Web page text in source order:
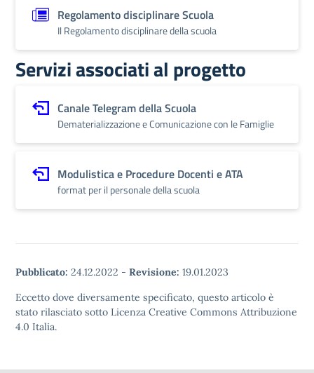
Regolamento disciplinare Scuola
Il Regolamento disciplinare della scuola
Servizi associati al progetto
Canale Telegram della Scuola
Dematerializzazione e Comunicazione con le Famiglie
Modulistica e Procedure Docenti e ATA
format per il personale della scuola
Pubblicato: 24.12.2022 - Revisione: 19.01.2023
Eccetto dove diversamente specificato, questo articolo è
stato rilasciato sotto Licenza Creative Commons Attribuzione
4.0 Italia.